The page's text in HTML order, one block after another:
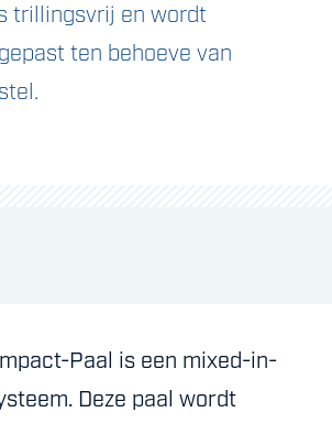
trillingsvrij en wordt
ten behoeve van
Paal is een mixed-in-
Deze paal wordt